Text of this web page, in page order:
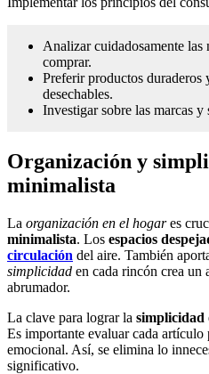
Analizar cuidadosamente las
comprar.
Preferir productos duraderos
desechables.
Investigar sobre las marcas
Organización y
minimalista
La organización en el hogares
minimalista. Los espacios
circulación del aire. También
simplicidad en cada rincón crea un
abrumador.
La clave para lograr la simplicidad
Es importante evaluar cada
emocional. Así, se elimina lo
significativo.